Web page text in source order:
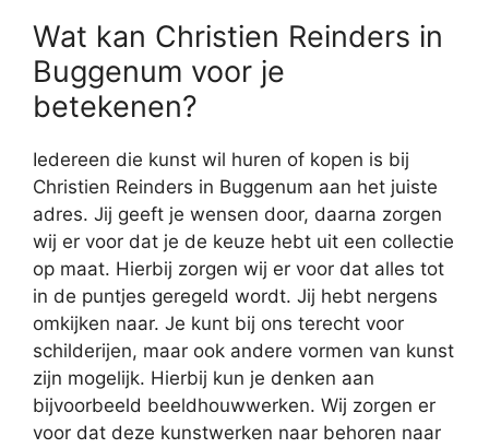
Wat kan Christien Reinders in
Buggenum voor je
betekenen?
Iedereen die kunst wil huren of kopen is bij
Christien Reinders in Buggenum aan het juiste
adres. Jij geeft je wensen door, daarna zorgen
wij er voor dat je de keuze hebt uit een collectie
op maat. Hierbij zorgen wij er voor dat alles tot
in de puntjes geregeld wordt. Jij hebt nergens
omkijken naar. Je kunt bij ons terecht voor
schilderijen, maar ook andere vormen van kunst
zijn mogelijk. Hierbij kun je denken aan
bijvoorbeeld beeldhouwwerken. Wij zorgen er
voor dat deze kunstwerken naar behoren naar